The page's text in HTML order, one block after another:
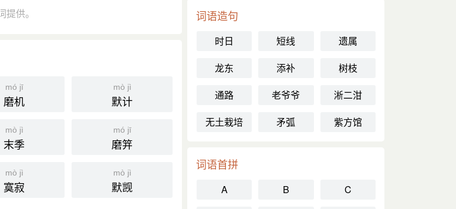
少时多谓之痴……为人有记功，从 桓宣
默记三两节经句，或是诵几句祷词。”
不得。」
供。
mó jī
磨机
mò jì
默计
mò jì
末季
mó jī
磨笄
mò jì
寞寂
mò jì
默觊
词语造句
时日 短线
遗属
龙东
添补
树枝
通路
老爷爷
淅二泔
无土栽培
矛弧 紫方馆
词语首拼
A B
C